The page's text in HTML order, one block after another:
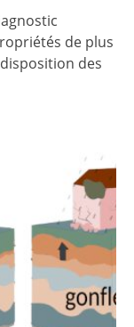
de plus
disposition des